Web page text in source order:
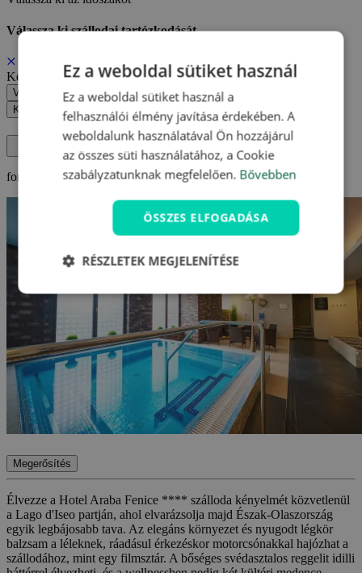
Válassza ki szállodai tartózkodását
Kedvezményes ár
Választott időszak megerősítése
Keresés
form with addon group details...
Megerősítés
Élvezze a Hotel Araba Fenice **** szálloda kényelmét közvetlenül
a Lago d'Iseo partján, ahol elvarázsolja majd Észak-Olaszország
egyik legbájosabb tava. Az elegáns környezet és nyugodt légkör
balzsam a léleknek, ráadásul érkezéskor motorcsónakkal hajózhat a
szállodához, mint egy filmsztár. A bőséges svédasztalos reggelit idilli
Ez a weboldal sütiket használ
Ez a weboldal sütiket használ a
felhasználói élmény javítása érdekében. A
weboldalunk használatával Ön hozzájárul
az összes süti használatához, a Cookie
szabályzatunknak megfelelően. Bővebben
ÖSSZES ELFOGADÁSA
RÉSZLETEK MEGJELENÍTÉSE